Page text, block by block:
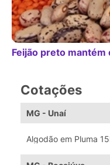
Feijão preto
Cotações
MG - Unaí
Algodão em Pluma